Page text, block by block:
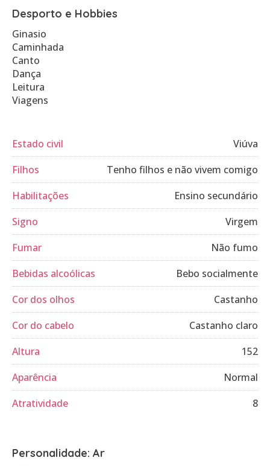
Desporto e Hobbies
Ginasio
Caminhada
Canto
Dança
Leitura
Viagens
Estado civil
Viúva
Filhos
Tenho filhos e não vivem comigo
Habilitações
Ensino secundário
Signo
Virgem
Fumar
Não fumo
Bebidas alcoólicas
Bebo socialmente
Cor dos olhos
Castanho
Cor do cabelo
Castanho claro
Altura
152
Aparência
Normal
Atratividade
8
Personalidade: Ar